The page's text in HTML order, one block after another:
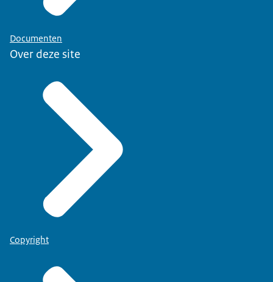
Documenten
Over deze site
Copyright